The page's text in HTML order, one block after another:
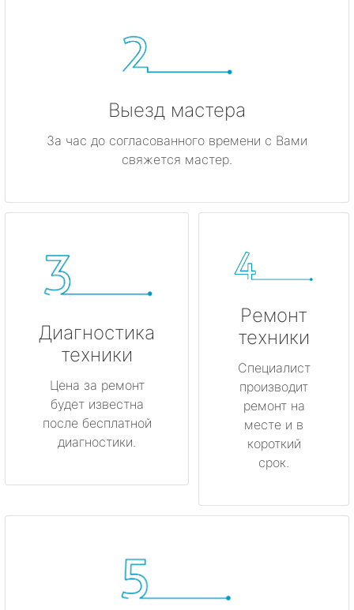
Выезд мастера
За час до согласованного времени с Вами
свяжется мастер.
Диагностика
техники
Цена за ремонт
будет известна
после бесплатной
диагностики.
Ремонт
техники
Специалист
производит
ремонт на
месте и в
короткий
срок.